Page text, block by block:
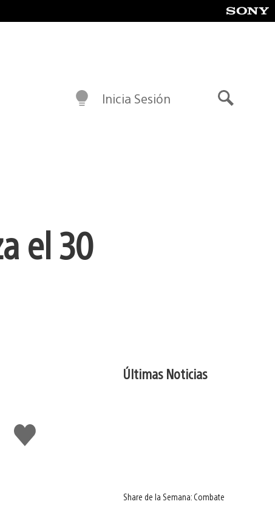
Inicia Sesión
el 30
Me
gusta
Últimas Noticias
Share de la Semana: Combate